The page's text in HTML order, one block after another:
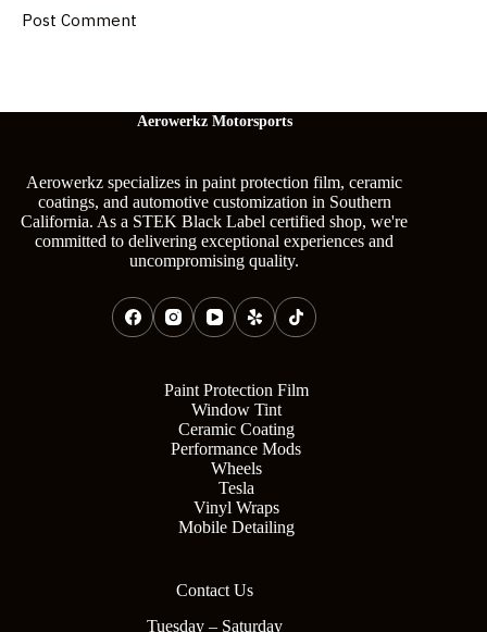
Post Comment
Aerowerkz Motorsports
Aerowerkz specializes in paint protection film, ceramic
coatings, and automotive customization in Southern
California. As a STEK Black Label certified shop, we're
committed to delivering exceptional experiences and
uncompromising quality.
Paint Protection Film
Window Tint
Ceramic Coating
Performance Mods
Wheels
Tesla
Vinyl Wraps
Mobile Detailing
Contact Us
Tuesday – Saturday